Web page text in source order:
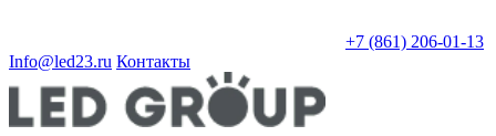
+7 (861) 206-01-13
Info@led23.ru Контакты